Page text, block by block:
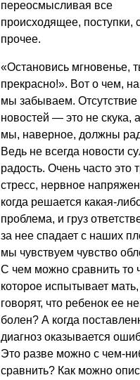
переосмысливая все
происходящее, поступки,
прочее.
«Остановись мгновенье,
прекрасно!». Вот о чем,
мы забываем. Отсутствие
новостей — это не скука,
мы, наверное, должны
Ведь не всегда новости
радость. Очень часто это
стресс, нервное
когда решается какая-
проблема, и груз
за нее спадает с наших
мы чувствуем чувство
С чем можно сравнить то
которое испытывает мать,
говорят, что ребенок ее
болен? А когда
диагноз оказывается
Это разве можно с чем-
сравнить? Как можно